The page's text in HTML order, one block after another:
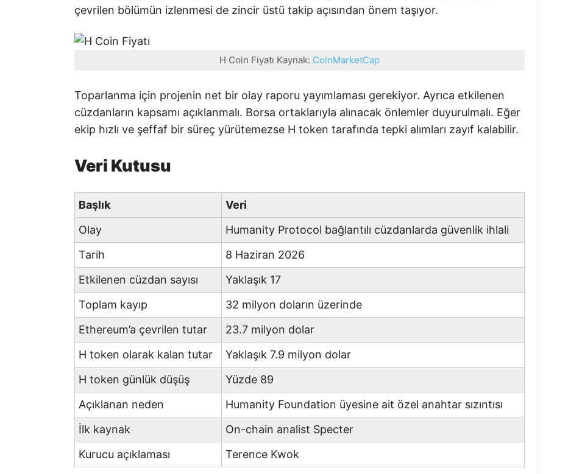
çevrilen bölümün izlenmesi de zincir üstü takip açısından önem taşıyor.
H Coin Fiyatı Kaynak: CoinMarketCap
Toparlanma için projenin net bir olay raporu yayımlaması gerekiyor. Ayrıca etkilenen
cüzdanların kapsamı açıklanmalı. Borsa ortaklarıyla alınacak önlemler duyurulmalı. Eğer
ekip hızlı ve şeffaf bir süreç yürütemezse H token tarafında tepki alımları zayıf kalabilir.
Veri Kutusu
Başlık
Veri
Olay
Humanity Protocol bağlantılı cüzdanlarda güvenlik ihlali
Tarih
8 Haziran 2026
Etkilenen cüzdan sayısı
Yaklaşık 17
Toplam kayıp
32 milyon doların üzerinde
Ethereum’a çevrilen tutar
23.7 milyon dolar
H token olarak kalan tutar
Yaklaşık 7.9 milyon dolar
H token günlük düşüş
Yüzde 89
Açıklanan neden
Humanity Foundation üyesine ait özel anahtar sızıntısı
İlk kaynak
On-chain analist Specter
Kurucu açıklaması
Terence Kwok